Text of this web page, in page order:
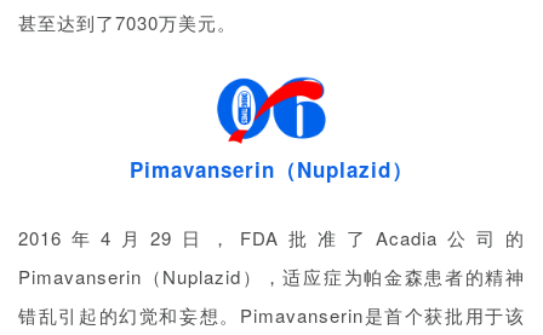
联
甚至达到了7030万美元。
Pimavanserin（Nuplazid）
2016年4月29日，FDA批准了Acadia公司的
Pimavanserin（Nuplazid），适应症为帕金森患者的精神
错乱引起的幻觉和妄想。Pimavanserin是首个获批用于该